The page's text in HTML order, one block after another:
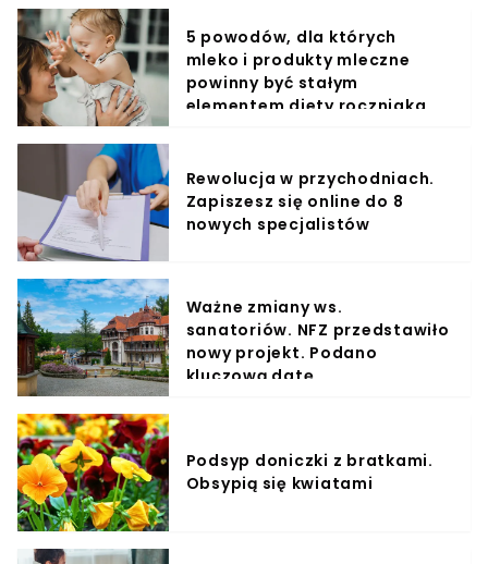
5 powodów, dla których
mleko i produkty mleczne
powinny być stałym
elementem diety roczniaka
Rewolucja w przychodniach.
Zapiszesz się online do 8
nowych specjalistów
Ważne zmiany ws.
sanatoriów. NFZ przedstawiło
nowy projekt. Podano
kluczową datę
Podsyp doniczki z bratkami.
Obsypią się kwiatami